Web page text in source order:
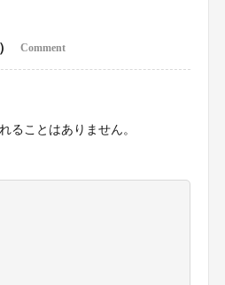
Comment
ることはありません。